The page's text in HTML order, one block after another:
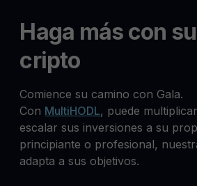
Haga más con
cripto
Comience su camino con Gala.
Con MultiHODL, puede
escalar sus inversiones a su
principiante o profesional,
adapta a sus objetivos.